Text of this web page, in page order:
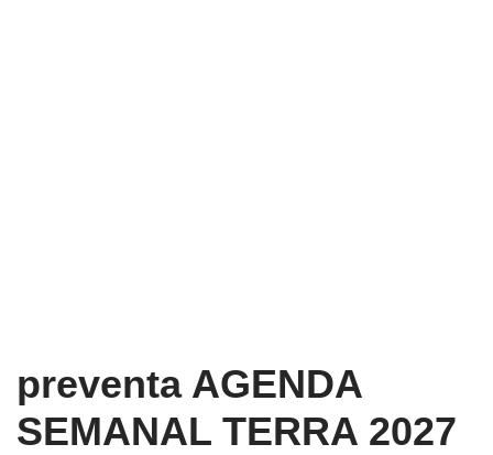
preventa AGENDA
SEMANAL TERRA 2027